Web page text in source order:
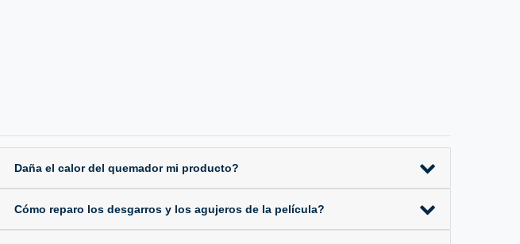
Daña el calor del quemador mi producto?
Cómo reparo los desgarros y los agujeros de la película?